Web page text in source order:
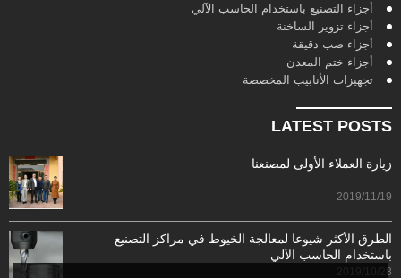
أجزاء التصنيع باستخدام الحاسب الآلي
أجزاء تزوير الساخنة
أجزاء صب دقيقة
أجزاء ختم المعدن
تجهيزات الأنابيب المخصصة
LATEST POSTS
زيارة العملاء الأولى لمصنعنا
2019/11/19
الطرق الأكثر شيوعا لمعالجة الخيوط في مراكز التصنيع
باستخدام الحاسب الآلي
2019/10/28